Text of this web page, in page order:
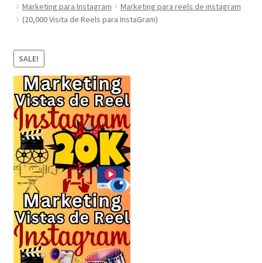
AreaÁrea de afiliados
Detalles de nuestros productos de desarrollo web
Envíanos tus Enlaces
Finalizar compra
JuanSabeloTodo
JuanSabeloTodo tu Anfitrión
Mi cuenta
Nicky Jam
Marketing para Instagram
Marketing para reels de instagram
(20,000 Visita de Reels para InstaGram)
SALE!